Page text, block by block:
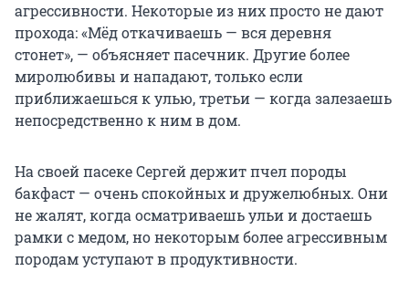
агрессивности. Некоторые из них просто не дают
прохода: «Мёд откачиваешь — вся деревня
стонет», — объясняет пасечник. Другие более
миролюбивы и нападают, только если
приближаешься к улью, третьи — когда залезаешь
непосредственно к ним в дом.
На своей пасеке Сергей держит пчел породы
бакфаст — очень спокойных и дружелюбных. Они
не жалят, когда осматриваешь ульи и достаешь
рамки с медом, но некоторым более агрессивным
породам уступают в продуктивности.